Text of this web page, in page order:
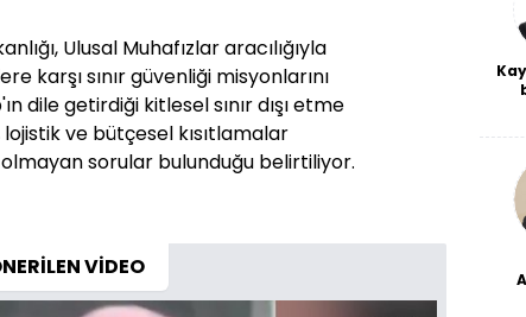
Ulusal Muhafızlar aracılığıyla
karşı sınır güvenliği misyonlarını
dile getirdiği kitlesel sınır dışı etme
lojistik ve bütçesel kısıtlamalar
sorular bulunduğu belirtiliyor.
VİDEO